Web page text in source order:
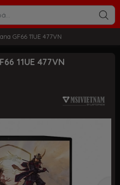
GF66 11UE 477VN
11UE 477VN